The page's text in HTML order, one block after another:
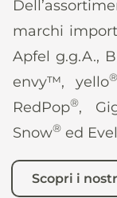
marchi
Apfel g.g.A.,
envy™, yello®
RedPop®,
Snow® ed
Scopri i